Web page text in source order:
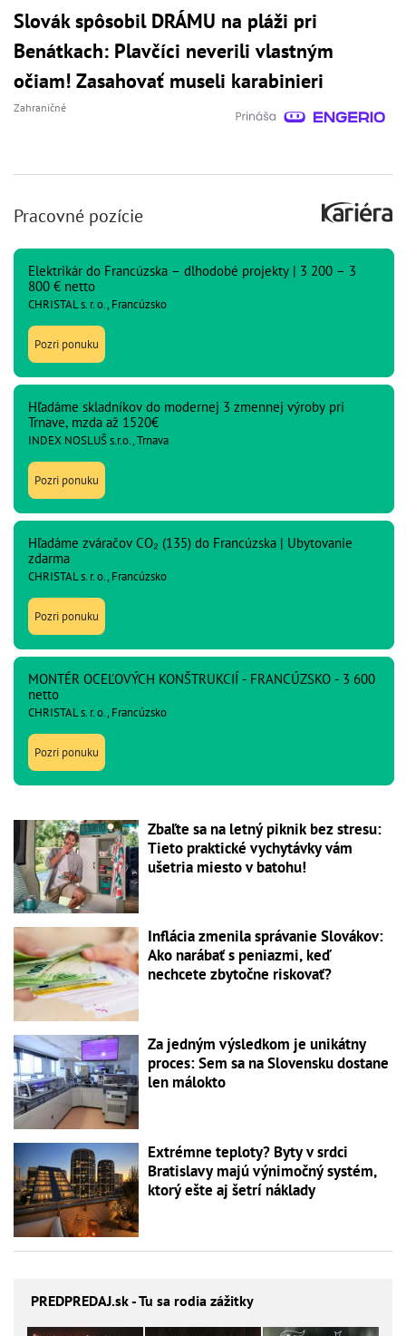
Slovák spôsobil DRÁMU na pláži pri
Benátkach: Plavčíci neverili vlastným
očiam! Zasahovať museli karabinieri
Zahraničné
Pracovné pozície
Elektrikár do Francúzska – dlhodobé projekty | 3 200 – 3
800 € netto
CHRISTAL s. r. o., Francúzsko
Pozri ponuku
Hľadáme skladníkov do modernej 3 zmennej výroby pri
Trnave, mzda až 1520€
INDEX NOSLUŠ s.r.o., Trnava
Pozri ponuku
Hľadáme zváračov CO₂ (135) do Francúzska | Ubytovanie
zdarma
CHRISTAL s. r. o., Francúzsko
Pozri ponuku
MONTÉR OCEĽOVÝCH KONŠTRUKCIÍ - FRANCÚZSKO - 3 600
netto
CHRISTAL s. r. o., Francúzsko
Pozri ponuku
Zbaľte sa na letný piknik bez stresu:
Tieto praktické vychytávky vám
ušetria miesto v batohu!
Inflácia zmenila správanie Slovákov:
Ako narábať s peniazmi, keď
nechcete zbytočne riskovať?
Za jedným výsledkom je unikátny
proces: Sem sa na Slovensku dostane
len málokto
Extrémne teploty? Byty v srdci
Bratislavy majú výnimočný systém,
ktorý ešte aj šetrí náklady
PREDPREDAJ.sk - Tu sa rodia zážitky